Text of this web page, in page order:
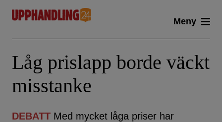
content
Meny
Låg prislapp borde väckt
misstanke
DEBATT Med mycket låga priser har